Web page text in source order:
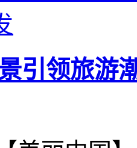
引领旅游